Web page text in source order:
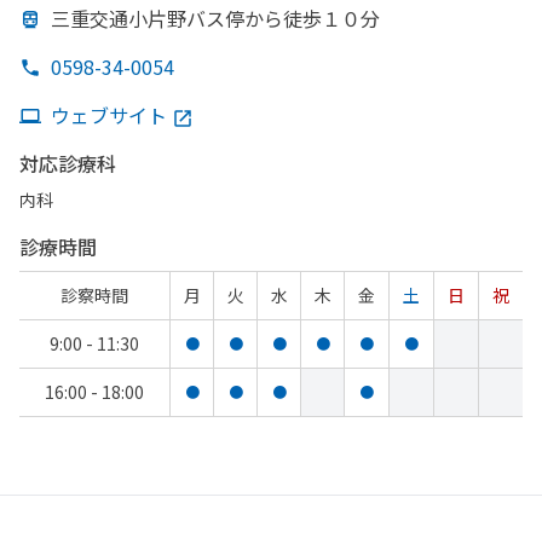
三重交通小片野バス停から徒歩１０分
0598-34-0054
ウェブサイト
対応診療科
内科
診療時間
診察時間 月 火 水 木 金 土 日
祝
9:00 - 11:30
● ● ● ● ● ●
16:00 - 18:00 ● ● ● ●